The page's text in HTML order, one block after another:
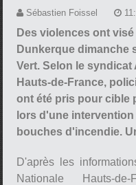
Sébastien Foissel
Des violences ont
Dunkerque dimanche
Vert. Selon le
Hauts-de-France,
ont été pris pour cible
lors d'une
bouches d'incendie.
D'après les
Nationale Hauts-